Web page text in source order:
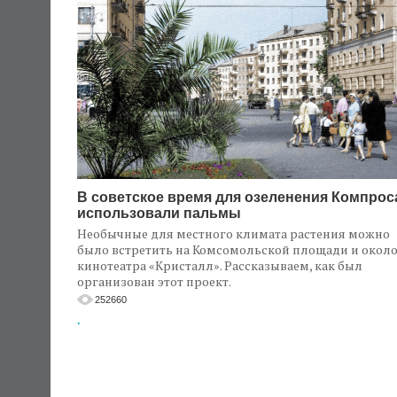
В советское время для озеленения
использовали пальмы
Необычные для местного климата растения можно
было встретить на Комсомольской площади и около
кинотеатра «Кристалл». Рассказываем, как был
организован этот проект.
252660
.